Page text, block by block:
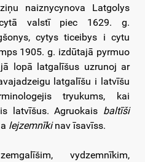
naiznycynova Latgolys
cytā valstī piec 1629. g.
cytys ticeibys i cytu
1905. g. izdūtajā pyrmuo
lopā latgalīšus uzrunoj ar
latgalīšu i latvīšu
tryukums, kai
latvīšus. Agruokais baltīši
lejzemnīkinav īsavīss.
vydzemnīkim,